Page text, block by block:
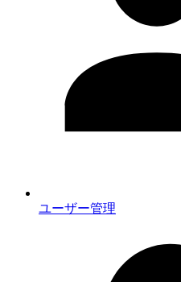
ユーザー管理